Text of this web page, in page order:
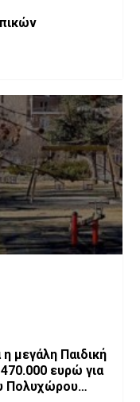
μεγάλη Παιδική
Πολυχώρου